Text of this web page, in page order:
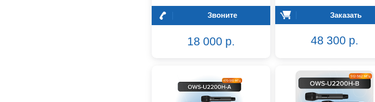
Звоните
18 000 р.
Заказать
48 300 р.